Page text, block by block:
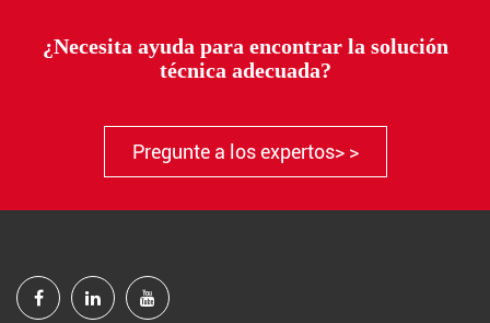
¿Necesita ayuda para encontrar la solución
técnica adecuada?
Pregunte a los expertos> >